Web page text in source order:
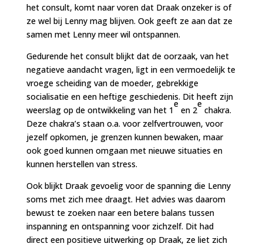
het consult, komt naar voren dat Draak onzeker is of
ze wel bij Lenny mag blijven. Ook geeft ze aan dat ze
samen met Lenny meer wil ontspannen.
Gedurende het consult blijkt dat de oorzaak, van het
negatieve aandacht vragen, ligt in een vermoedelijk te
vroege scheiding van de moeder, gebrekkige
socialisatie en een heftige geschiedenis. Dit heeft zijn
weerslag op de ontwikkeling van het 1
e
en 2
e
chakra.
Deze chakra’s staan o.a. voor zelfvertrouwen, voor
jezelf opkomen, je grenzen kunnen bewaken, maar
ook goed kunnen omgaan met nieuwe situaties en
kunnen herstellen van stress.
Ook blijkt Draak gevoelig voor de spanning die Lenny
soms met zich mee draagt. Het advies was daarom
bewust te zoeken naar een betere balans tussen
inspanning en ontspanning voor zichzelf. Dit had
direct een positieve uitwerking op Draak, ze liet zich